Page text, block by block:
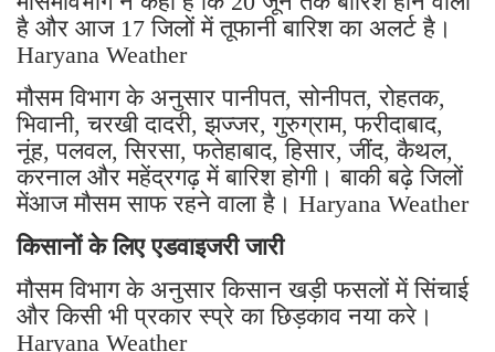
है और आज 17 जिलों में तूफानी बारिश का अलर्ट है।
Haryana Weather
मौसम विभाग के अनुसार पानीपत, सोनीपत, रोहतक,
भिवानी, चरखी दादरी, झज्जर, गुरुग्राम, फरीदाबाद,
नूंह, पलवल, सिरसा, फतेहाबाद, हिसार, जींद, कैथल,
करनाल और महेंद्रगढ़ में बारिश होगी। बाकी बढ़े जिलों
मेंआज मौसम साफ रहने वाला है। Haryana Weather
किसानों के लिए एडवाइजरी जारी
मौसम विभाग के अनुसार किसान खड़ी फसलों में सिंचाई
और किसी भी प्रकार स्प्रे का छिड़काव नया करे।
Haryana Weather